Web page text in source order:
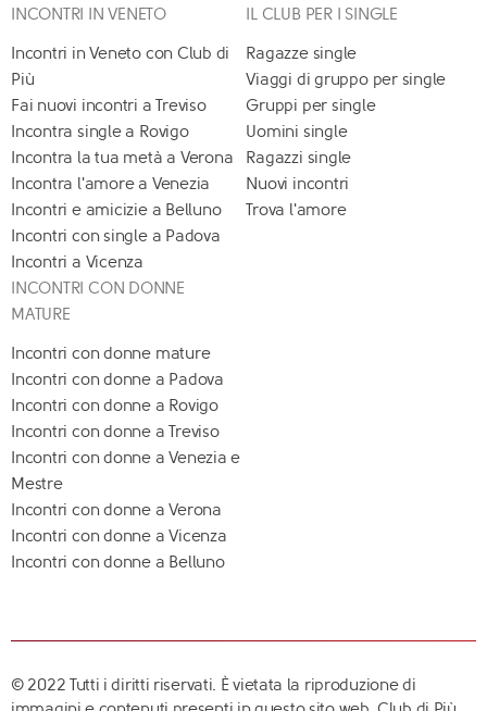
INCONTRI IN VENETO
Incontri in Veneto con Club di
Più
Fai nuovi incontri a Treviso
Incontra single a Rovigo
Incontra la tua metà a Verona
Incontra l'amore a Venezia
Incontri e amicizie a Belluno
Incontri con single a Padova
Incontri a Vicenza
IL CLUB PER I SINGLE
Ragazze single
Viaggi di gruppo per single
Gruppi per single
Uomini single
Ragazzi single
Nuovi incontri
Trova l'amore
INCONTRI CON DONNE
MATURE
Incontri con donne mature
Incontri con donne a Padova
Incontri con donne a Rovigo
Incontri con donne a Treviso
Incontri con donne a Venezia e
Mestre
Incontri con donne a Verona
Incontri con donne a Vicenza
Incontri con donne a Belluno
© 2022 Tutti i diritti riservati. È vietata la riproduzione di